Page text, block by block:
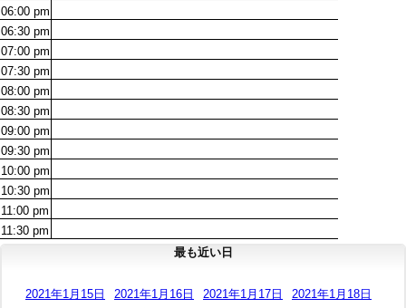
06:00 pm
06:30 pm
07:00 pm
07:30 pm
08:00 pm
08:30 pm
09:00 pm
09:30 pm
10:00 pm
10:30 pm
11:00 pm
11:30 pm
最も近い日
2021年1月15日 2021年1月16日 2021年1月17日
2021年1月18日